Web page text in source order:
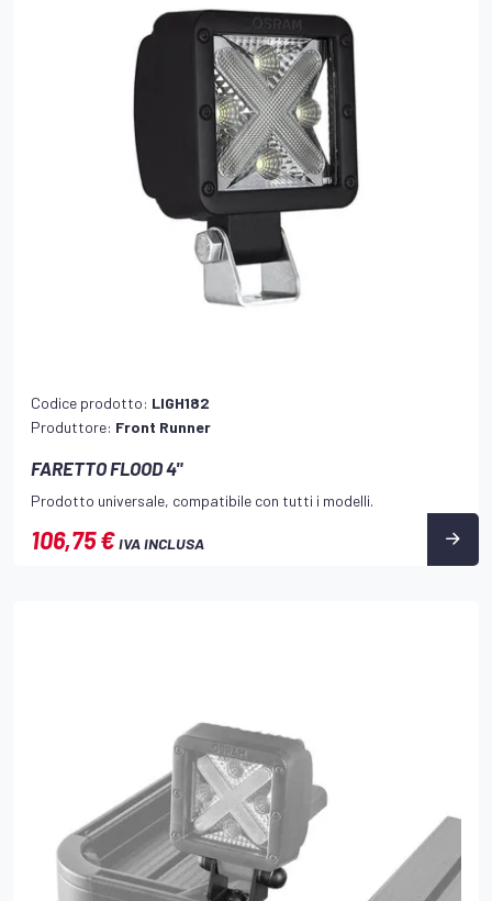
Codice prodotto: LIGH182
Produttore: Front Runner
FARETTO FLOOD 4"
Prodotto universale, compatibile con tutti i modelli.
106,75 €IVA INCLUSA